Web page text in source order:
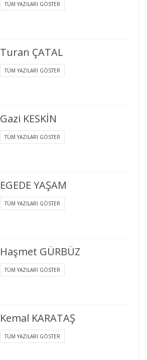
TÜM YAZILARI GÖSTER
Turan ÇATAL
TÜM YAZILARI GÖSTER
Gazi KESKİN
TÜM YAZILARI GÖSTER
EGEDE YAŞAM
TÜM YAZILARI GÖSTER
Haşmet GÜRBÜZ
TÜM YAZILARI GÖSTER
Kemal KARATAŞ
TÜM YAZILARI GÖSTER